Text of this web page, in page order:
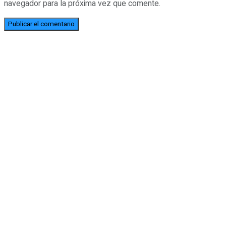
navegador para la próxima vez que comente.